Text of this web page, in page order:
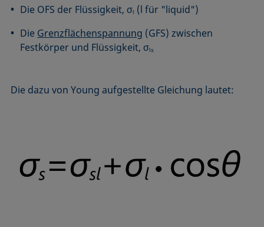
Die OFS der Flüssigkeit, σl (l für "liquid")
Die Grenzflächenspannung (GFS) zwischen
Festkörper und Flüssigkeit, σls
Die dazu von Young aufgestellte Gleichung lautet: